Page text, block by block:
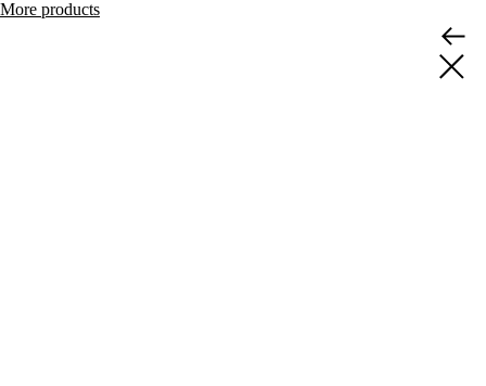
More products